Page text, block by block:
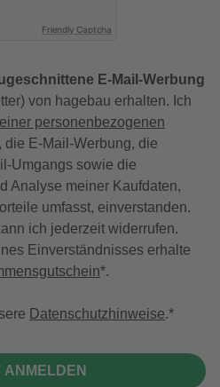
Friendly Captcha
E-Mail-Werbung
von hagebau erhalten. Ich
personenbezogenen
, die E-Mail-Werbung, die
Umgangs sowie die
Analyse meiner Kaufdaten,
umfasst, einverstanden.
ich jederzeit widerrufen.
Einverständnisses erhalte
*.
Datenschutzhinweise.
ANMELDEN